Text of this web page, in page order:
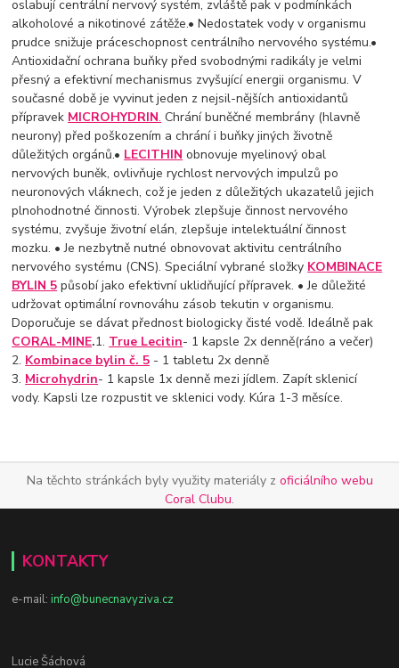
oslabují centrální nervový systém, zvláště pak v podmínkách
alkoholové a nikotinové zátěže.• Nedostatek vody v organismu
prudce snižuje práceschopnost centrálního nervového systému.•
Antioxidační ochrana buňky před svobodnými radikály je velmi
přesný a efektivní mechanismus zvyšující energii organismu. V
současné době je vyvinut jeden z nejsil-nějších antioxidantů
přípravek MICROHYDRIN. Chrání buněčné membrány (hlavně
neurony) před poškozením a chrání i buňky jiných životně
důležitých orgánů.• LECITHIN obnovuje myelinový obal
nervových buněk, ovlivňuje rychlost nervových impulzů po
neuronových vláknech, což je jeden z důležitých ukazatelů jejich
plnohodnotné činnosti. Výrobek zlepšuje činnost nervového
systému, zvyšuje životní elán, zlepšuje intelektuální činnost
mozku. • Je nezbytně nutné obnovovat aktivitu centrálního
nervového systému (CNS). Speciální vybrané složky KOMBINACE
BYLIN 5 působí jako efektivní uklidňující přípravek. • Je důležité
udržovat optimální rovnováhu zásob tekutin v organismu.
Doporučuje se dávat přednost biologicky čisté vodě. Ideálně pak
CORAL-MINE.1. True Lecitin- 1 kapsle 2x denně(ráno a večer)
2. Kombinace bylin č. 5 - 1 tabletu 2x denně
3. Microhydrin- 1 kapsle 1x denně mezi jídlem. Zapít sklenicí
vody. Kapsli lze rozpustit ve sklenici vody. Kúra 1-3 měsíce.
Na těchto stránkách byly využity materiály z oficiálního webu
Coral Clubu.
KONTAKTY
e-mail:info@bunecnavyziva.cz
Lucie Šáchová